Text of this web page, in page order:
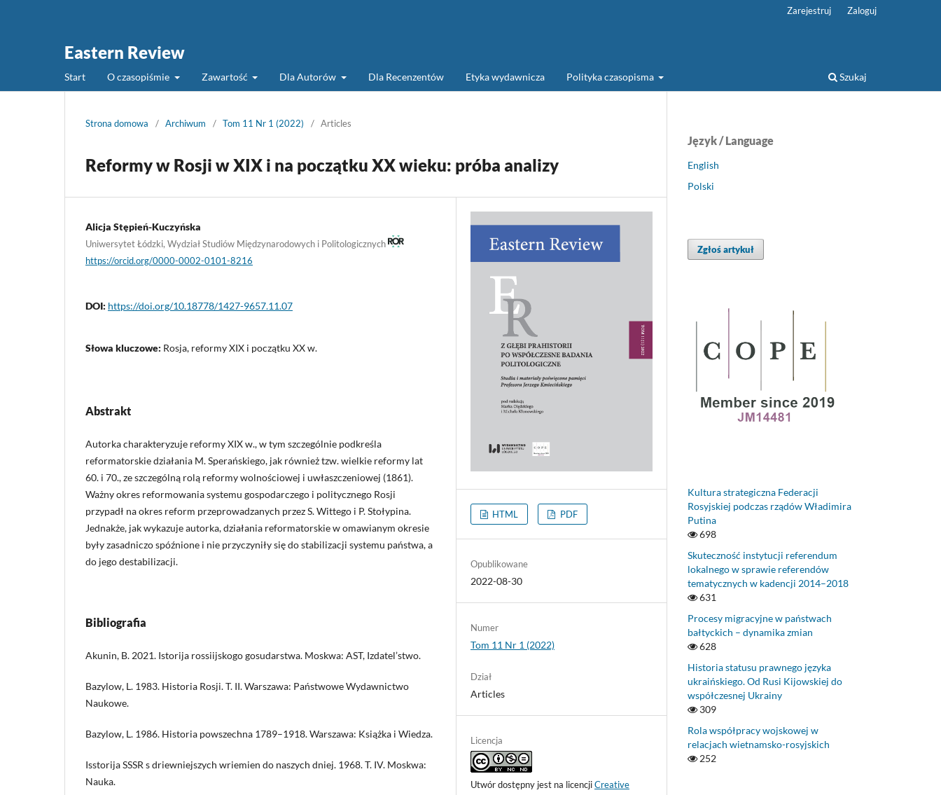
Eastern Review
Start O czasopiśmie Zawartość Dla Autorów Dla Recenzentów Etyka wydawnicza Polityka czasopisma Szukaj
Zarejestruj Zaloguj
Strona domowa / Archiwum / Tom 11 Nr 1 (2022) / Articles
Reformy w Rosji w XIX i na początku XX wieku: próba analizy
Alicja Stępień-Kuczyńska
Uniwersytet Łódzki, Wydział Studiów Międzynarodowych i Politologicznych
https://orcid.org/0000-0002-0101-8216
DOI: https://doi.org/10.18778/1427-9657.11.07
Słowa kluczowe: Rosja, reformy XIX i początku XX w.
Abstrakt
Autorka charakteryzuje reformy XIX w., w tym szczególnie podkreśla
reformatorskie działania M. Sperańskiego, jak również tzw. wielkie reformy lat
60. i 70., ze szczególną rolą reformy wolnościowej i uwłaszczeniowej (1861).
Ważny okres reformowania systemu gospodarczego i politycznego Rosji
przypadł na okres reform przeprowadzanych przez S. Wittego i P. Stołypina.
Jednakże, jak wykazuje autorka, działania reformatorskie w omawianym okresie
były zasadniczo spóźnione i nie przyczyniły się do stabilizacji systemu państwa, a
do jego destabilizacji.
Bibliografia
Akunin, B. 2021. Istorija rossiijskogo gosudarstwa. Moskwa: AST, Izdatel’stwo.
Bazylow, L. 1983. Historia Rosji. T. II. Warszawa: Państwowe Wydawnictwo
Naukowe.
Bazylow, L. 1986. Historia powszechna 1789–1918. Warszawa: Książka i Wiedza.
Isstorija SSSR s driewniejszych wriemien do naszych dniej. 1968. T. IV. Moskwa:
Nauka.
HTML PDF
Opublikowane
2022-08-30
Numer
Tom 11 Nr 1 (2022)
Dział
Articles
Licencja
Utwór dostępny jest na licencjiCreative
Język / Language
English
Polski
Zgłoś artykuł
Kultura strategiczna Federacji
Rosyjskiej podczas rządów Władimira
Putina
698
Skuteczność instytucji referendum
lokalnego w sprawie referendów
tematycznych w kadencji 2014–2018
631
Procesy migracyjne w państwach
bałtyckich – dynamika zmian
628
Historia statusu prawnego języka
ukraińskiego. Od Rusi Kijowskiej do
współczesnej Ukrainy
309
Rola współpracy wojskowej w
relacjach wietnamsko-rosyjskich
252